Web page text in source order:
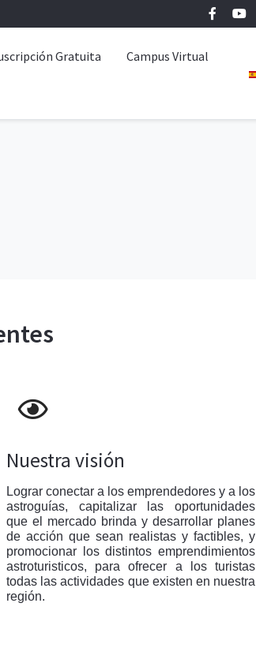
Gratuita Campus Virtual
Nuestra visión
Lograr conectar a los emprendedores y a los
astroguías, capitalizar las oportunidades
que el mercado brinda y desarrollar planes
de acción que sean realistas y factibles, y
promocionar los distintos emprendimientos
astroturisticos, para ofrecer a los turistas
todas las actividades que existen en nuestra
región.